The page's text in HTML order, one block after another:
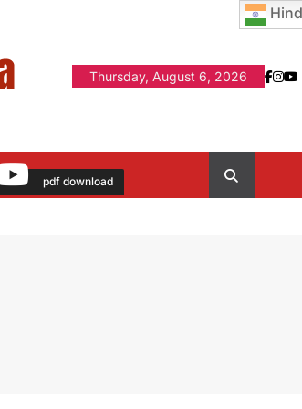
Thursday, August 6, 2026
pdf download